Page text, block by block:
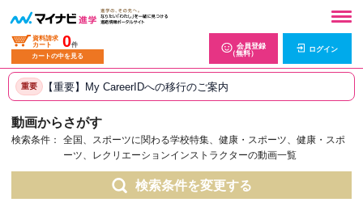
資料請求
カート
0件
カートの中を見る
会員登録
（無料）
ログイン
重要 【重要】My CareerIDへの移行のご案内
動画からさがす
検索条件：
全国、スポーツに関わる学校特集、健康・スポーツ、健康・スポ
ーツ、レクリエーションインストラクターの動画一覧
検索条件を変更する